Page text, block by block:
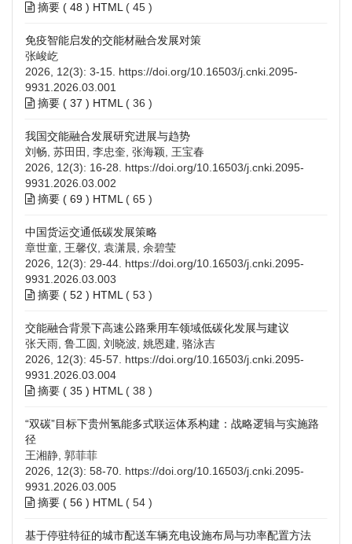
摘要 ( 48 ) HTML ( 45 )
免疫智能启发的交能材融合发展对策
张峻屹
2026, 12(3): 3-15. https://doi.org/10.16503/j.cnki.2095-
9931.2026.03.001
摘要 ( 37 ) HTML ( 36 )
我国交能融合发展研究进展与趋势
刘畅, 苏田田, 李忠奎, 张海颖, 王宝春
2026, 12(3): 16-28. https://doi.org/10.16503/j.cnki.2095-
9931.2026.03.002
摘要 ( 69 ) HTML ( 65 )
中国货运交通低碳发展策略
章世童, 王馨仪, 袁潇晨, 余碧莹
2026, 12(3): 29-44. https://doi.org/10.16503/j.cnki.2095-
9931.2026.03.003
摘要 ( 52 ) HTML ( 53 )
交能融合背景下高速公路乘用车领域低碳化发展与建议
张天雨, 鲁工圆, 刘晓波, 姚恩建, 骆泳吉
2026, 12(3): 45-57. https://doi.org/10.16503/j.cnki.2095-
9931.2026.03.004
摘要 ( 35 ) HTML ( 38 )
“双碳”目标下贵州氢能多式联运体系构建：战略逻辑与实施路
径
王湘静, 郭菲菲
2026, 12(3): 58-70. https://doi.org/10.16503/j.cnki.2095-
9931.2026.03.005
摘要 ( 56 ) HTML ( 54 )
基于停驻特征的城市配送车辆充电设施布局与功率配置方法